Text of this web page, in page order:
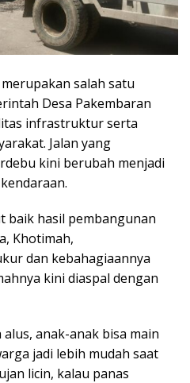
salah satu
Desa Pakembaran
infrastruktur serta
Jalan yang
kini berubah menjadi
baik hasil pembangunan
Khotimah,
dan kebahagiaannya
kini diaspal dengan
anak-anak bisa main
jadi lebih mudah saat
licin, kalau panas